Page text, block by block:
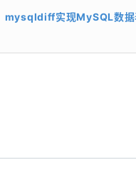
mysqldiff实现MySQL数据